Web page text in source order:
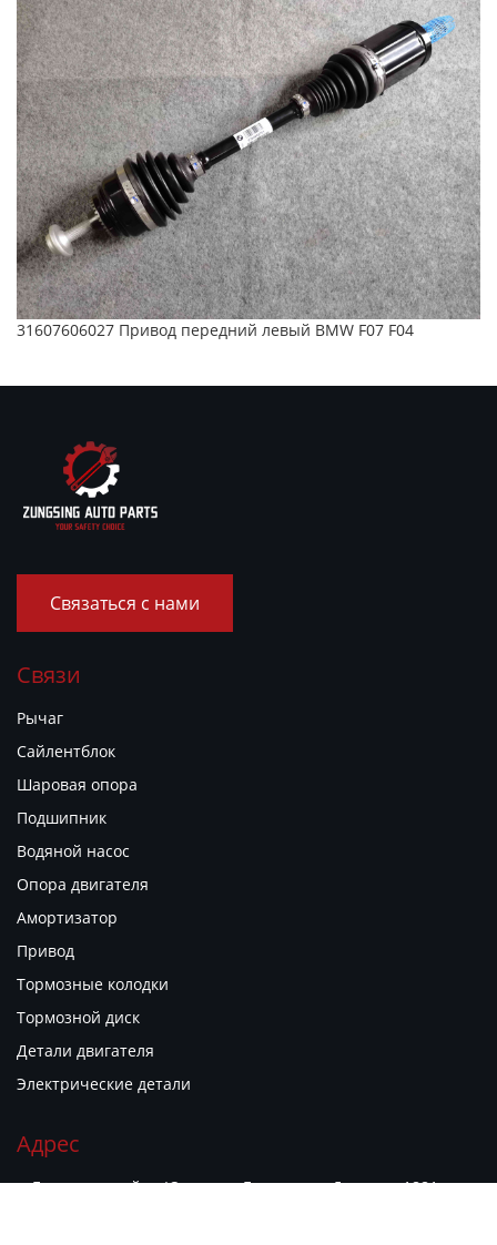
31607606027 Привод передний левый BMW F07 F04
Связаться с нами
Связи
Рычаг
Сайлентблок
Шаровая опора
Подшипник
Водяной насос
Опора двигателя
Амортизатор
Привод
Тормозные колодки
Тормозной диск
Детали двигателя
Электрические детали
Адрес
г. Гуанчжоу, район Юэсю, ул. Гуаньюань Дунлу, д. 1881,